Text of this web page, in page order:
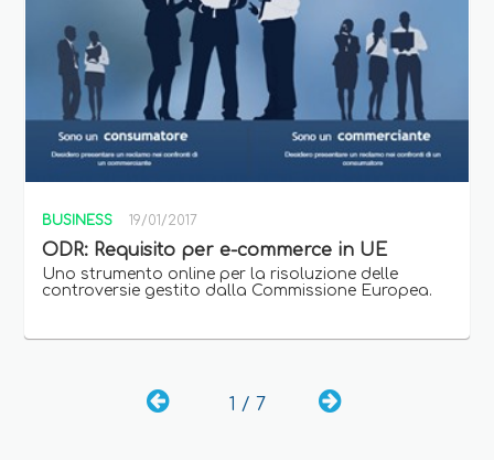
BUSINESS 19/01/2017
ODR: Requisito per e-commerce in UE
Uno strumento online per la risoluzione delle
controversie gestito dalla Commissione Europea.
1 / 7